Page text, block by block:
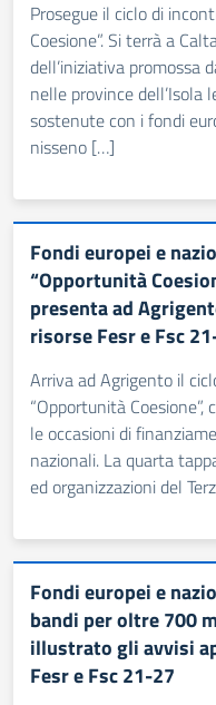
Prosegue il ciclo di
Coesione”. Si terrà a
dell’iniziativa promossa
nelle province dell’Isola
sostenute con i fondi
nisseno […]
Fondi europei e
“Opportunità
presenta ad
risorse Fesr e Fsc
Arriva ad Agrigento il
“Opportunità
le occasioni di
nazionali. La quarta
ed organizzazioni del
Fondi europei e
bandi per oltre 700
illustrato gli avvisi
Fesr e Fsc 21-27